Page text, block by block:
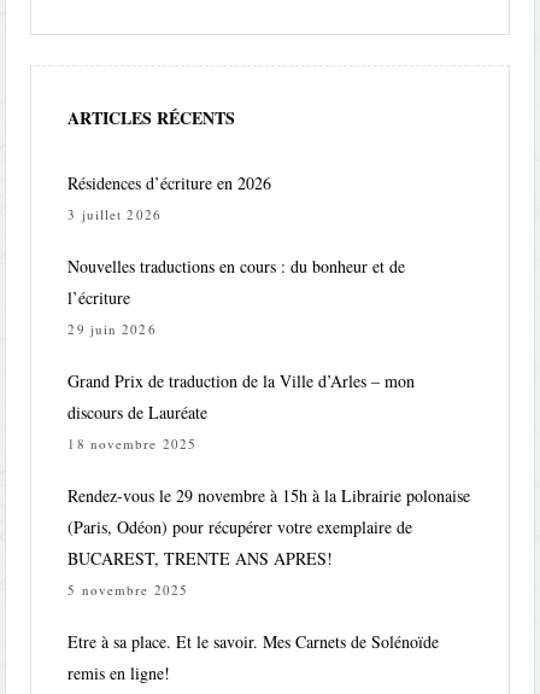
ARTICLES RÉCENTS
Résidences d’écriture en 2026
3 juillet 2026
Nouvelles traductions en cours : du bonheur et de
l’écriture
29 juin 2026
Grand Prix de traduction de la Ville d’Arles – mon
discours de Lauréate
18 novembre 2025
Rendez-vous le 29 novembre à 15h à la Librairie polonaise
(Paris, Odéon) pour récupérer votre exemplaire de
BUCAREST, TRENTE ANS APRES!
5 novembre 2025
Etre à sa place. Et le savoir. Mes Carnets de Solénoïde
remis en ligne!